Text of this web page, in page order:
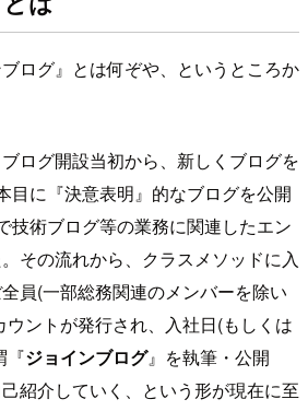
ログ』とは何ぞや、というところか
ログ開設当初から、新しくブログを
目に『決意表明』的なブログを公開
技術ブログ等の業務に関連したエン
その流れから、クラスメソッドに入
員(一部総務関連のメンバーを除い
ントが発行され、入社日(もしくは
『ジョインブログ』を執筆・公開
紹介していく、という形が現在に至